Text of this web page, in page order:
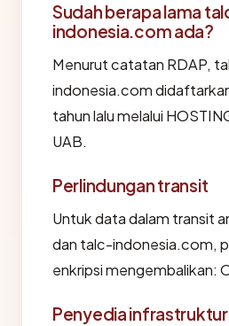
Sudah berapa lama
indonesia.com ada?
Menurut catatan RDAP,
indonesia.com
tahun lalu melalui
UAB.
Perlindungan transit
Untuk data dalam transit
dan talc-indonesia.com,
enkripsi mengembalikan:
Penyedia infrastruktur